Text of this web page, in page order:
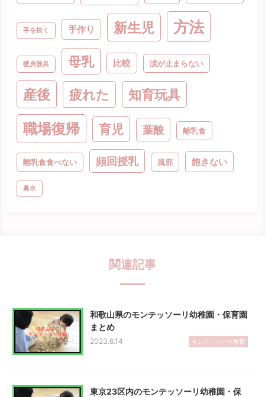
手を抜く 手作り 新生児 方法
暖房器具 母乳 比較 涙が止まらない
産後 疲れた 知育玩具
職場復帰 育児 葉酸 離乳食
離乳食食べない 頻回授乳 風邪 飽きない
鼻水
関連記事
和歌山県のモンテッソーリ幼稚園・保育園
まとめ
2023.6.14 モンテッソーリ教育
東京23区内のモンテッソーリ幼稚園・保